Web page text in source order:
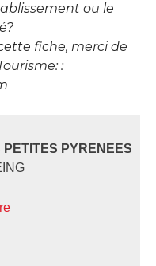
ou le
fiche, merci de
:
PYRENEES